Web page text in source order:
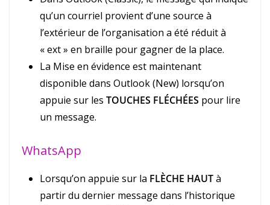
qu’un courriel provient d’une source à
l’extérieur de l’organisation a été réduit à
« ext » en braille pour gagner de la place.
La Mise en évidence est maintenant
disponible dans Outlook (New) lorsqu’on
appuie sur les TOUCHES FLÉCHÉES pour lire
un message.
WhatsApp
Lorsqu’on appuie sur la FLÈCHE HAUTà
partir du dernier message dans l’historique